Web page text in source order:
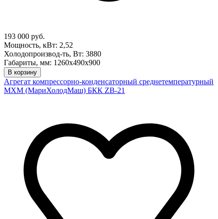
193 000 руб.
Мощность, кВт: 2,52
Холодопроизвод-ть, Вт: 3880
Габариты, мм: 1260х490х900
В корзину
Агрегат компрессорно-конденсаторный среднетемпературный
МХМ (МариХолодМаш) БКК ZB-21